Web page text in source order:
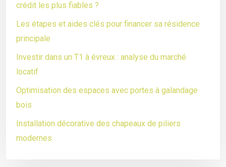
crédit les plus fiables ?
Les étapes et aides clés pour financer sa résidence
principale
Investir dans un T1 à évreux : analyse du marché
locatif
Optimisation des espaces avec portes à galandage
bois
Installation décorative des chapeaux de piliers
modernes